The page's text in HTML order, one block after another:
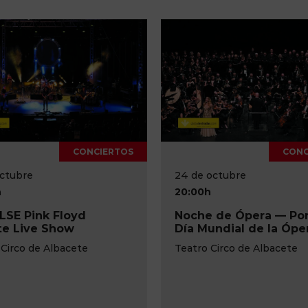
de Ópera — Por el
de la Ópera
de Albacete
CONCIERTOS
23 de octubre
20:00h
A puerta cerrada
Teatro de la Paz